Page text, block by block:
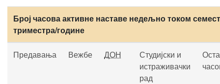
Број часова активне наставе недељно током
триместра/године
Предавања Вежбе ДОН
Студијски и
истраживачки
рад